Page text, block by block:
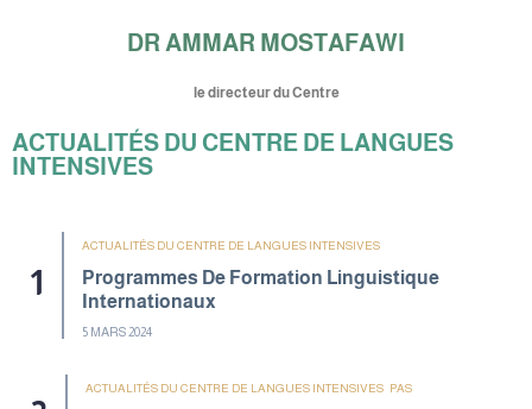
DR AMMAR MOSTAFAWI
le directeur du Centre
ACTUALITÉS DU CENTRE DE LANGUES
INTENSIVES
ACTUALITÉS DU CENTRE DE LANGUES INTENSIVES
Programmes De Formation Linguistique
Internationaux
5 MARS 2024
ACTUALITÉS DU CENTRE DE LANGUES INTENSIVES PAS